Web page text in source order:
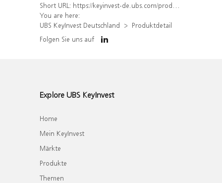
Short URL: https://keyinvest-de.ubs.com/produkt/detail/index/isin/DE000WA3WZS8
You are here:
UBS KeyInvest Deutschland
Produktdetail
Folgen Sie uns auf
Explore UBS KeyInvest
Home
Mein KeyInvest
Märkte
Produkte
Themen